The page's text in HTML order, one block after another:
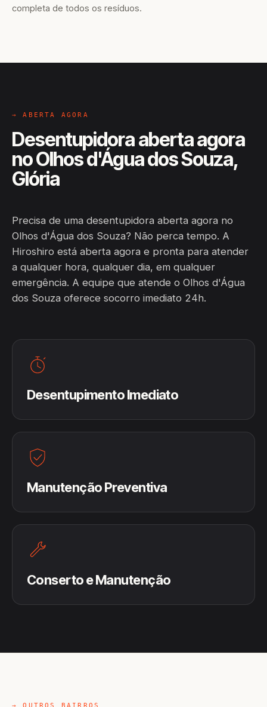
completa de todos os resíduos.
→ ABERTA AGORA
Desentupidora aberta agora
no Olhos d'Água dos Souza,
Glória
Precisa de uma desentupidora aberta agora no
Olhos d'Água dos Souza? Não perca tempo. A
Hiroshiro está aberta agora e pronta para atender
a qualquer hora, qualquer dia, em qualquer
emergência. A equipe que atende o Olhos d'Água
dos Souza oferece socorro imediato 24h.
Desentupimento Imediato
Manutenção Preventiva
Conserto e Manutenção